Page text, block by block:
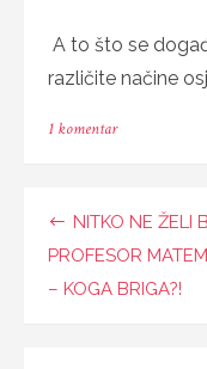
A to što se
različite načine
1 komentarna
Navigacija
objava
NITKO NE ŽELI
PROFESOR
– KOGA BRIGA?!